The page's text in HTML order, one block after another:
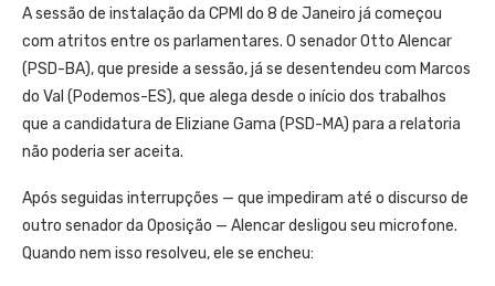
A sessão de instalação da CPMI do 8 de Janeiro já começou
com atritos entre os parlamentares. O senador Otto Alencar
(PSD-BA), que preside a sessão, já se desentendeu com Marcos
do Val (Podemos-ES), que alega desde o início dos trabalhos
que a candidatura de Eliziane Gama (PSD-MA) para a relatoria
não poderia ser aceita.
Após seguidas interrupções — que impediram até o discurso de
outro senador da Oposição — Alencar desligou seu microfone.
Quando nem isso resolveu, ele se encheu: